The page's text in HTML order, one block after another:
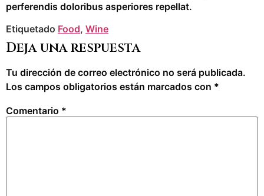
perferendis doloribus asperiores repellat.
Etiquetado Food, Wine
Deja una respuesta
Tu dirección de correo electrónico no será publicada.
Los campos obligatorios están marcados con *
Comentario *